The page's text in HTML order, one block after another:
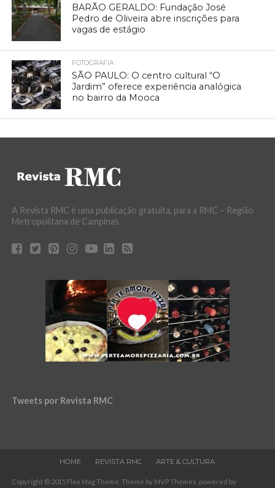
BARÃO GERALDO: Fundação José
Pedro de Oliveira abre inscrições para
vagas de estágio
FOTOGRAFIA
SÃO PAULO: O centro cultural “O
Jardim” oferece experiência analógica
no bairro da Mooca
A Revista RMC é uma publicação gratuita, para a RMC – Região
Metropolitana de Campinas
Tweets por Revista RMC
HOME REVISTA RMC ARTE & CULTURA
Copyright © 2015 Flex Mag Theme. Theme by MVP Themes, powered by